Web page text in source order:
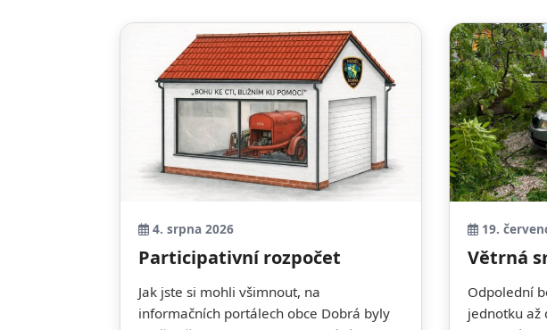
4. srpna 2026
Participativní rozpočet
Jak jste si mohli všimnout, na
informačních portálech obce Dobrá byly
19.
Větrná
Odpolední
jednotku až